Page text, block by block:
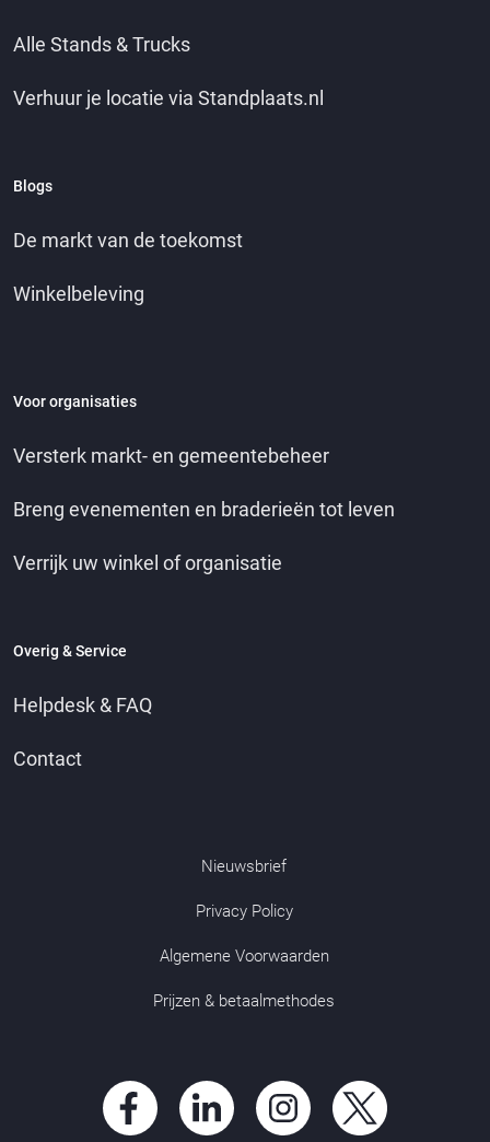
Alle Stands & Trucks
Verhuur je locatie via Standplaats.nl
Blogs
De markt van de toekomst
Winkelbeleving
Voor organisaties
Versterk markt- en gemeentebeheer
Breng evenementen en braderieën tot leven
Verrijk uw winkel of organisatie
Overig & Service
Helpdesk & FAQ
Contact
Nieuwsbrief
Privacy Policy
Algemene Voorwaarden
Prijzen & betaalmethodes